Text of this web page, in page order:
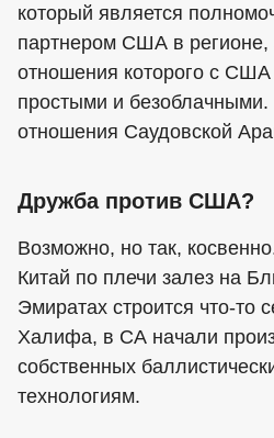
который является
партнером США в регионе,
отношения которого с США
простыми и безоблачными.
отношения Саудовской
Дружба против США?
Возможно, но так,
Китай по плечи залез на
Эмиратах строится что-то
Халифа, в СА начали
собственных
технологиям.